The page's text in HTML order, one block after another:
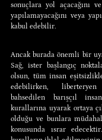
sonuçlara yol açacağını
yapılamayacağını veya
kabul edebilir.
Ancak burada önemli bir
Sağ, ister başlangıç
olsun, tüm insan
edebilirken, liberteryen
bahsedilen barışçıl
kurallarına uyarak ortaya
olduğu ve bunlara
konusunda ısrar